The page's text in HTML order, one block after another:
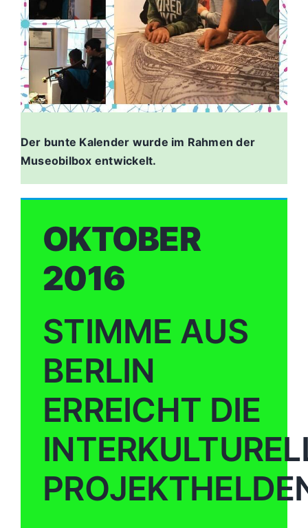
Der bunte Kalender wurde im Rahmen der
Museobilbox entwickelt.
OKTOBER
2016
STIMME AUS
BERLIN
ERREICHT DIE